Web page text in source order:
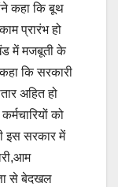
कहा कि बूथ
प्रारंभ हो
में मजबूती के
कि सरकारी
अहित हो
को
इस सरकार में
से बेदखल